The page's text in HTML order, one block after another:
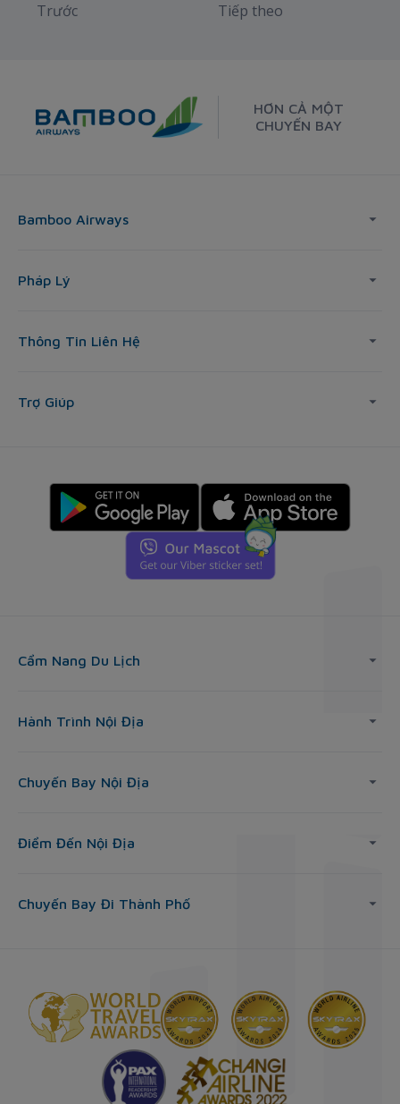
Trước Tiếp theo
HƠN CẢ MỘT
CHUYẾN BAY
Bamboo Airways
Pháp Lý
Thông Tin Liên Hệ
Trợ Giúp
Cẩm Nang Du Lịch
Hành Trình Nội Địa
Chuyến Bay Nội Địa
Điểm Đến Nội Địa
Chuyến Bay Đi Thành Phố